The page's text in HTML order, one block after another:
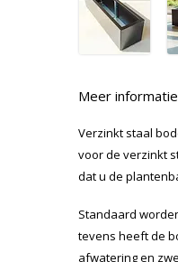
Meer
Verzinkt staal
voor de verzinkt
dat u de
Standaard
tevens heeft de
afwatering en